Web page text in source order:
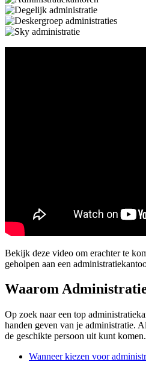
Bekijk deze video om erachter te
geholpen aan een
Waarom
Op zoek naar een top
handen geven van je administratie.
de geschikte persoon uit kunt
Wanneer kiezen voor